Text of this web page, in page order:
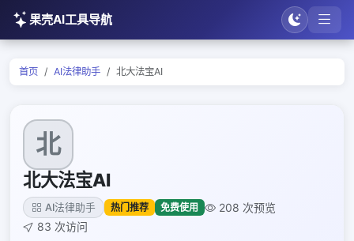
果壳AI工具导航
首页 AI法律助手 北大法宝AI
北
北大法宝AI
AI法律助手 热门推荐 免费使用
208 次预览
83 次访问